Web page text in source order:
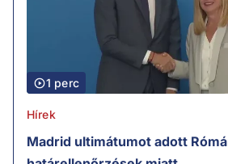
1 perc
Hírek
Madrid ultimátumot adott